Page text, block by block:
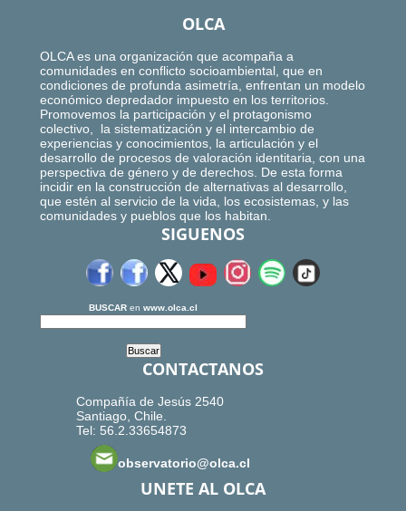
OLCA
OLCA es una organización que acompaña a
comunidades en conflicto socioambiental, que en
condiciones de profunda asimetría, enfrentan un modelo
económico depredador impuesto en los territorios.
Promovemos la participación y el protagonismo
colectivo, la sistematización y el intercambio de
experiencias y conocimientos, la articulación y el
desarrollo de procesos de valoración identitaria, con una
perspectiva de género y de derechos. De esta forma
incidir en la construcción de alternativas al desarrollo,
que estén al servicio de la vida, los ecosistemas, y las
comunidades y pueblos que los habitan.
SIGUENOS
BUSCAR en www.olca.cl
CONTACTANOS
Compañía de Jesús 2540
Santiago, Chile.
Tel: 56.2.33654873
observatorio@olca.cl
UNETE AL OLCA